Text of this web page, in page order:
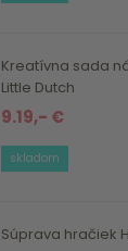
Kreatívna sada
Little Dutch
9.19,- €
skladom
Súprava hračiek